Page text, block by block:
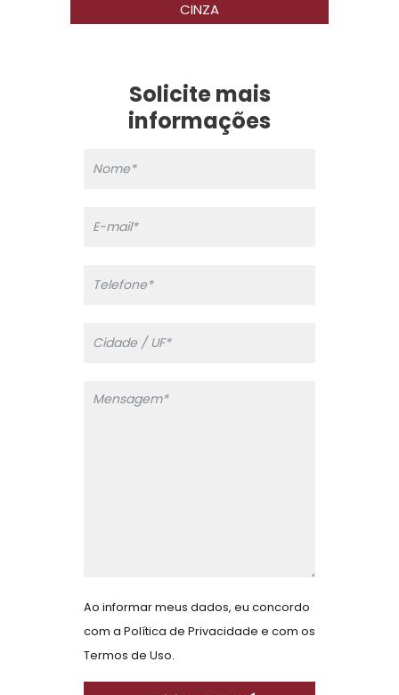
CINZA
Solicite mais
informações
Ao informar meus dados, eu concordo
com a Política de Privacidade e com os
Termos de Uso.